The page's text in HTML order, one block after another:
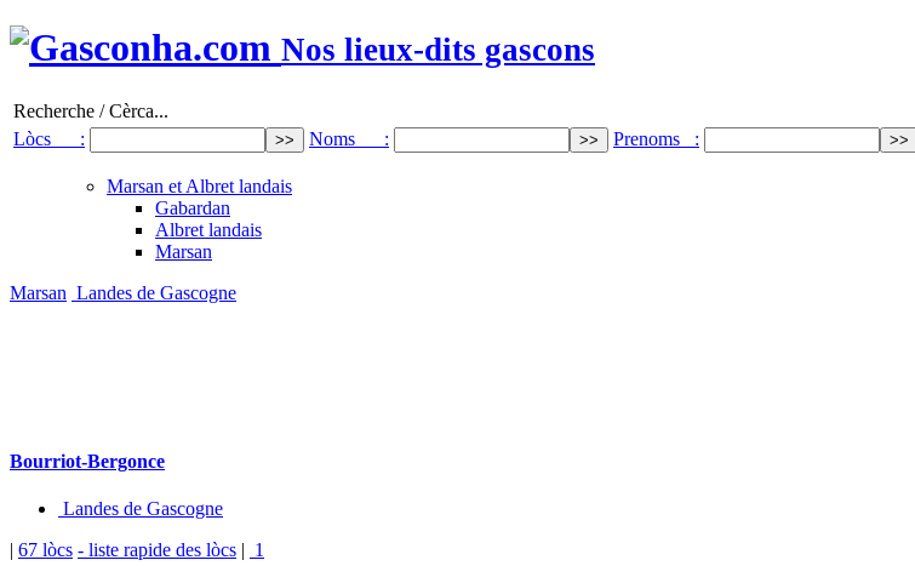
Nos lieux-dits gascons
Recherche / Cèrca...
Lòcs :
Noms : Prenoms :
Marsan et Albret landais
Gabardan
Albret landais
Marsan
Marsan Landes de Gascogne
Bourriot-Bergonce
Landes de Gascogne
| 67 lòcs - liste rapide des lòcs | 1